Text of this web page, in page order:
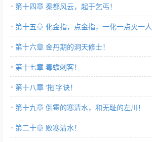
第十四章 秦都风云，起于乞丐！
第十五章 化金指，点金指，一化一点灭一人
第十六章 金丹期的洞天修士！
第十七章 毒蟾刺客！
第十八章 ‘拖’字诀！
第十九章 倒霉的寒清水，和无耻的左川！
第二十章 败寒清水！